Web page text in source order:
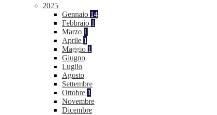
2025
Gennaio 14
Febbraio 1
Marzo 1
Aprile 1
Maggio 1
Giugno
Luglio
Agosto
Settembre
Ottobre 1
Novembre
Dicembre